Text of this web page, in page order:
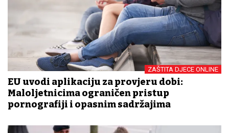
ZAŠTITA DJECE ONLINE
EU uvodi aplikaciju za provjeru dobi:
Maloljetnicima ograničen pristup
pornografiji i opasnim sadržajima